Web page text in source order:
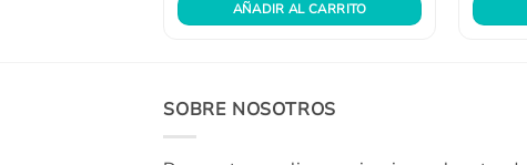
AÑADIR AL CARRITO
SOBRE NOSOTROS